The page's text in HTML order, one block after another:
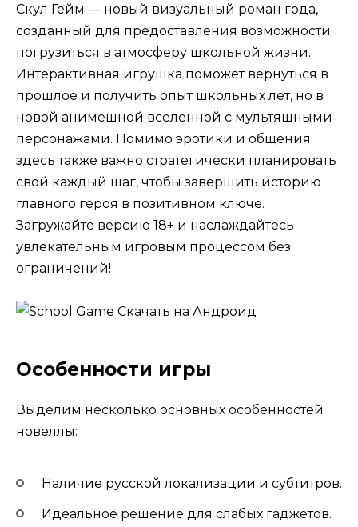
Скул Гейм — новый визуальный роман года,
созданный для предоставления возможности
погрузиться в атмосферу школьной жизни.
Интерактивная игрушка поможет вернуться в
прошлое и получить опыт школьных лет, но в
новой анимешной вселенной с мультяшными
персонажами. Помимо эротики и общения
здесь также важно стратегически планировать
свой каждый шаг, чтобы завершить историю
главного героя в позитивном ключе.
Загружайте версию 18+ и наслаждайтесь
увлекательным игровым процессом без
ограничений!
Особенности игры
Выделим несколько основных особенностей
новеллы:
Наличие русской локализации и субтитров.
Идеальное решение для слабых гаджетов.